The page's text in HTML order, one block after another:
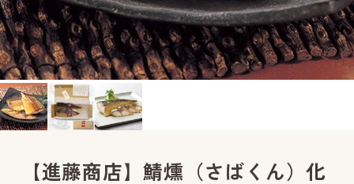
【進藤商店】鯖燻（さばくん）化